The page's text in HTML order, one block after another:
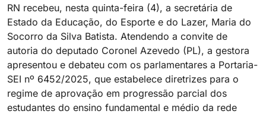
RN recebeu, nesta quinta-feira (4), a secretária de
Estado da Educação, do Esporte e do Lazer, Maria do
Socorro da Silva Batista. Atendendo a convite de
autoria do deputado Coronel Azevedo (PL), a gestora
apresentou e debateu com os parlamentares a Portaria-
SEI nº 6452/2025, que estabelece diretrizes para o
regime de aprovação em progressão parcial dos
estudantes do ensino fundamental e médio da rede